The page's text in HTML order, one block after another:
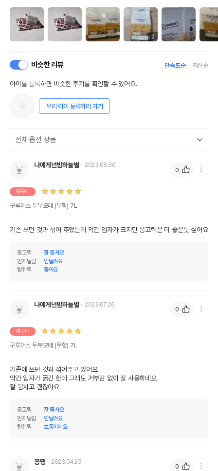
2
비슷한 리뷰 만족도순 최신순
아이를 등록하면 비슷한 후기를 확인할 수 있어요.
우리 아이 등록하러 가기
나에게넌밤하늘별 2023.08.30
재구매
구루머스 두부모래 (무향) 7L
기존 쓰던 것과 섞어 주었는데 약간 입자가 크지만 응고력은 더 좋은듯 싶어요
응고력
잘 뭉쳐요
먼지날림
안날려요
탈취력
좋아요
0
나에게넌밤하늘별 2023.07.26
재구매
구루머스 두부모래 (무향) 7L
기존에 쓰던 것과 섞어주고 있어요
약간 입자가 굵긴 한데 그래도 거부감 없이 잘 사용하네요
잘 뭉치고 괜찮아요
응고력
잘 뭉쳐요
먼지날림
안날려요
탈취력
보통이에요
0
꽁땡 2023.04.25
0